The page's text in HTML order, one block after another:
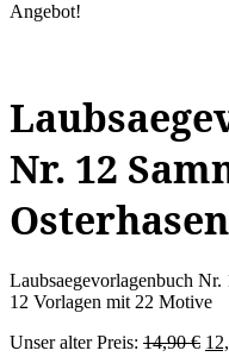
Angebot!
Nr. 12
Osterhasen
Laubsaegevorlagenbuch Nr.
12 Vorlagen mit 22 Motive
Unser alter Preis: 14,90€